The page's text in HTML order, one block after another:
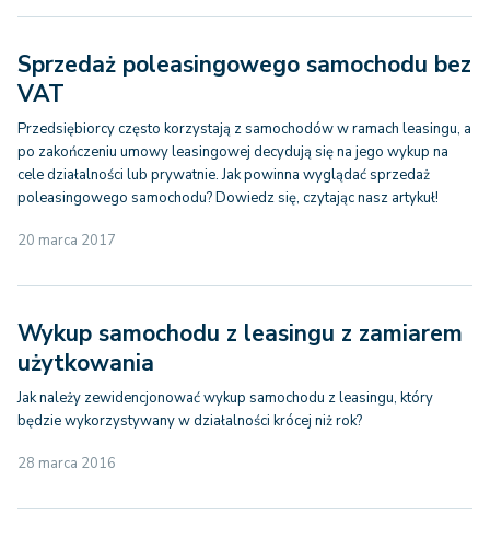
Sprzedaż poleasingowego samochodu bez
VAT
Przedsiębiorcy często korzystają z samochodów w ramach leasingu, a
po zakończeniu umowy leasingowej decydują się na jego wykup na
cele działalności lub prywatnie. Jak powinna wyglądać sprzedaż
poleasingowego samochodu? Dowiedz się, czytając nasz artykuł!
20 marca 2017
Wykup samochodu z leasingu z zamiarem
użytkowania
Jak należy zewidencjonować wykup samochodu z leasingu, który
będzie wykorzystywany w działalności krócej niż rok?
28 marca 2016